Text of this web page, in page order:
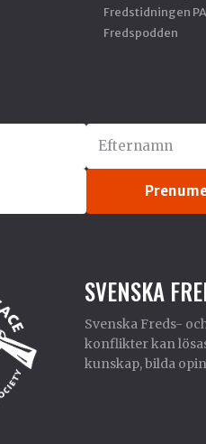
Fredstidningen
Fredspodden
SVENSKA
Svenska Freds-
konflikter kan
kunskap, bilda